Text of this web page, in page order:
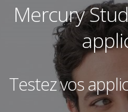
Mercury
Testez vos